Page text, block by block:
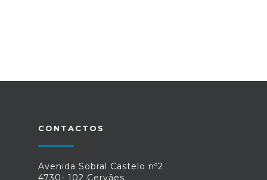
CONTACTOS
Avenida Sobral Castelo nº2
4730- 102 Cervães